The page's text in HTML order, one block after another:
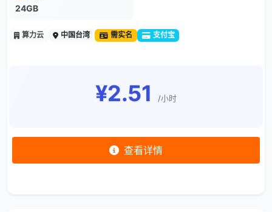
24GB
算力云 中国台湾 需实名 支付宝
¥2.51 /小时
查看详情